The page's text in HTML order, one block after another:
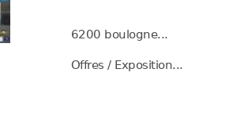
6200 boulogne...
Offres / Exposition...